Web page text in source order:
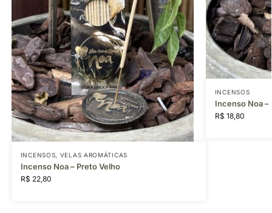
INCENSOS, VELAS AROMÁTICAS
Incenso Noa – Preto Velho
R$ 22,80
INCENSOS
Incenso Noa –
R$ 18,80